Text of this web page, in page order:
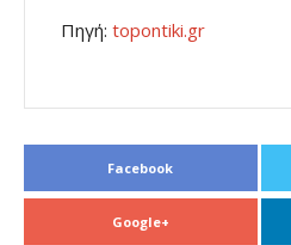
Πηγή: topontiki.gr
Facebook
Google+